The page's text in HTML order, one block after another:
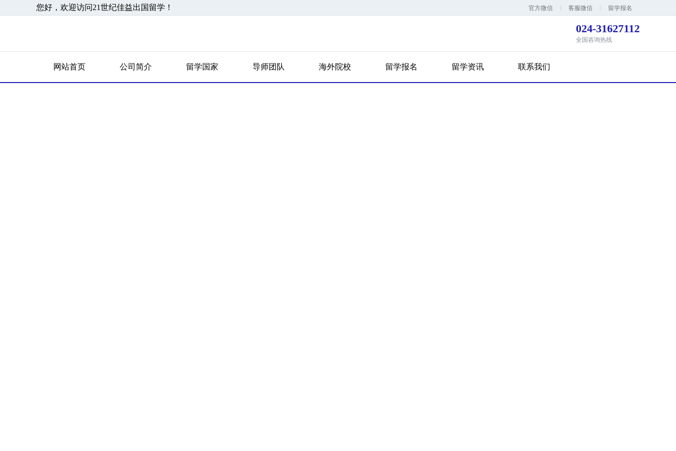
您好，欢迎访问21世纪佳益出国留学！ 官方微信 客服微信 留学报名
024-31627112
全国咨询热线
网站首页 公司简介 留学国家 导师团队 海外院校 留学报名 留学资讯 联系我们